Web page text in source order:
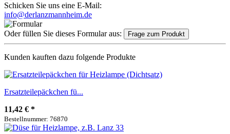
Schicken Sie uns eine E-Mail:
info@derlanzmannheim.de
Oder füllen Sie dieses Formular aus: Frage zum Produkt
Kunden kauften dazu folgende Produkte
Ersatzteilepäckchen fü...
11,42 € *
Bestellnummer: 76870